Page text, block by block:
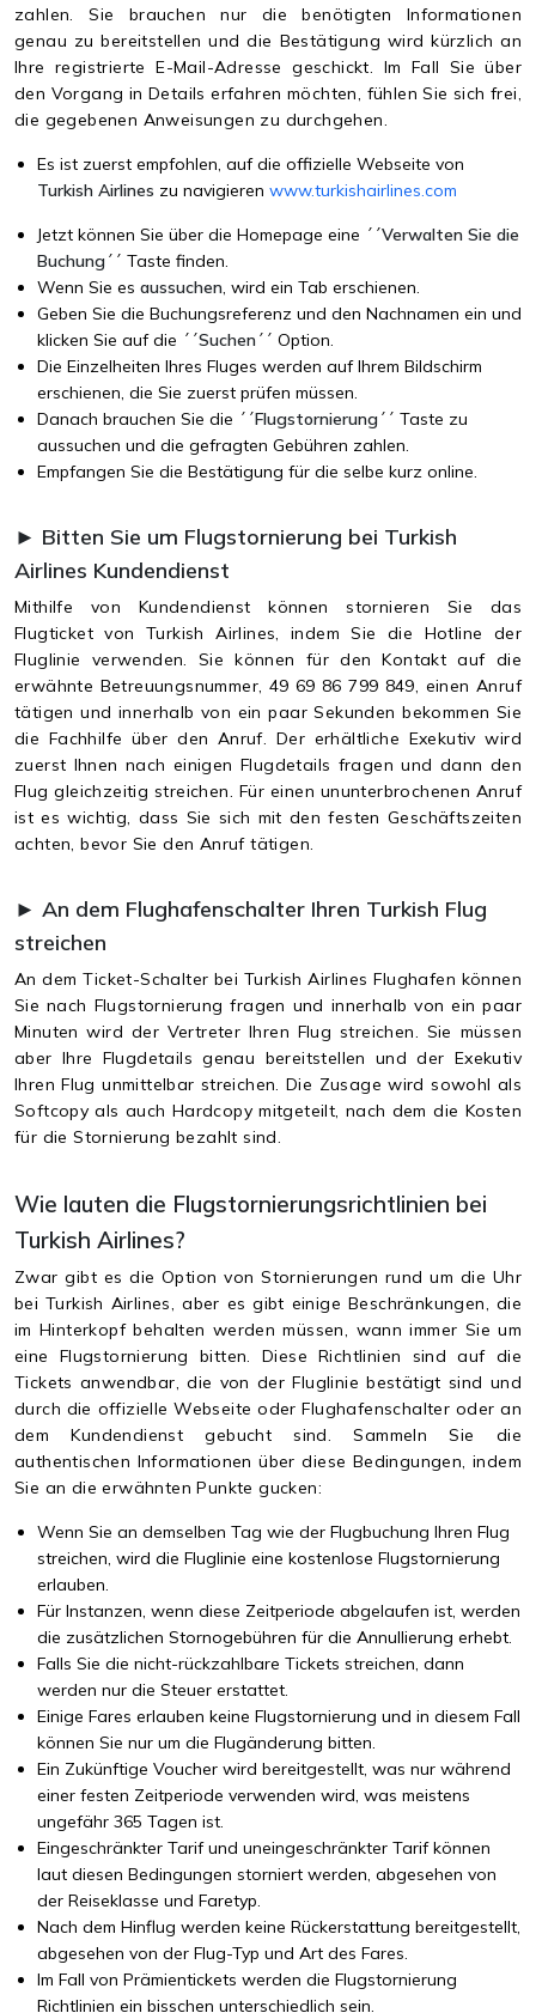
zahlen. Sie brauchen nur die benötigten Informationen
genau zu bereitstellen und die Bestätigung wird kürzlich an
Ihre registrierte E-Mail-Adresse geschickt. Im Fall Sie über
den Vorgang in Details erfahren möchten, fühlen Sie sich frei,
die gegebenen Anweisungen zu durchgehen.
Es ist zuerst empfohlen, auf die offizielle Webseite von
Turkish Airlines zu navigieren www.turkishairlines.com
Jetzt können Sie über die Homepage eine ´´Verwalten Sie die
Buchung´´ Taste finden.
Wenn Sie es aussuchen , wird ein Tab erschienen.
Geben Sie die Buchungsreferenz und den Nachnamen ein und
klicken Sie auf die ´´Suchen´´ Option.
Die Einzelheiten Ihres Fluges werden auf Ihrem Bildschirm
erschienen, die Sie zuerst prüfen müssen.
Danach brauchen Sie die ´´Flugstornierung´´ Taste zu
aussuchen und die gefragten Gebühren zahlen.
Empfangen Sie die Bestätigung für die selbe kurz online.
► Bitten Sie um Flugstornierung bei Turkish
Airlines Kundendienst
Mithilfe von Kundendienst können stornieren Sie das
Flugticket von Turkish Airlines, indem Sie die Hotline der
Fluglinie verwenden. Sie können für den Kontakt auf die
erwähnte Betreuungsnummer, 49 69 86 799 849, einen Anruf
tätigen und innerhalb von ein paar Sekunden bekommen Sie
die Fachhilfe über den Anruf. Der erhältliche Exekutiv wird
zuerst Ihnen nach einigen Flugdetails fragen und dann den
Flug gleichzeitig streichen. Für einen ununterbrochenen Anruf
ist es wichtig, dass Sie sich mit den festen Geschäftszeiten
achten, bevor Sie den Anruf tätigen.
► An dem Flughafenschalter Ihren Turkish Flug
streichen
An dem Ticket-Schalter bei Turkish Airlines Flughafen können
Sie nach Flugstornierung fragen und innerhalb von ein paar
Minuten wird der Vertreter Ihren Flug streichen. Sie müssen
aber Ihre Flugdetails genau bereitstellen und der Exekutiv
Ihren Flug unmittelbar streichen. Die Zusage wird sowohl als
Softcopy als auch Hardcopy mitgeteilt, nach dem die Kosten
für die Stornierung bezahlt sind.
Wie lauten die Flugstornierungsrichtlinien bei
Turkish Airlines?
Zwar gibt es die Option von Stornierungen rund um die Uhr
bei Turkish Airlines, aber es gibt einige Beschränkungen, die
im Hinterkopf behalten werden müssen, wann immer Sie um
eine Flugstornierung bitten. Diese Richtlinien sind auf die
Tickets anwendbar, die von der Fluglinie bestätigt sind und
durch die offizielle Webseite oder Flughafenschalter oder an
dem Kundendienst gebucht sind. Sammeln Sie die
authentischen Informationen über diese Bedingungen, indem
Sie an die erwähnten Punkte gucken:
Wenn Sie an demselben Tag wie der Flugbuchung Ihren Flug
streichen, wird die Fluglinie eine kostenlose Flugstornierung
erlauben.
Für Instanzen, wenn diese Zeitperiode abgelaufen ist, werden
die zusätzlichen Stornogebühren für die Annullierung erhebt.
Falls Sie die nicht-rückzahlbare Tickets streichen, dann
werden nur die Steuer erstattet.
Einige Fares erlauben keine Flugstornierung und in diesem Fall
können Sie nur um die Flugänderung bitten.
Ein Zukünftige Voucher wird bereitgestellt, was nur während
einer festen Zeitperiode verwenden wird, was meistens
ungefähr 365 Tagen ist.
Eingeschränkter Tarif und uneingeschränkter Tarif können
laut diesen Bedingungen storniert werden, abgesehen von
der Reiseklasse und Faretyp.
Nach dem Hinflug werden keine Rückerstattung bereitgestellt,
abgesehen von der Flug-Typ und Art des Fares.
Im Fall von Prämientickets werden die Flugstornierung
Richtlinien ein bisschen unterschiedlich sein.